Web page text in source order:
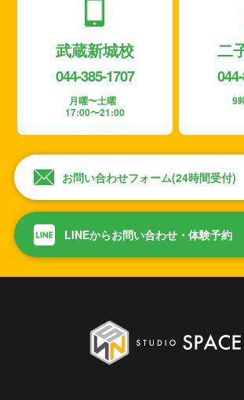
武蔵新城校
044-385-1707
月曜〜土曜
17:00〜21:00
二
9
お問い合わせフォーム(24時間受付)
LINEからお問い合わせ・体験予約